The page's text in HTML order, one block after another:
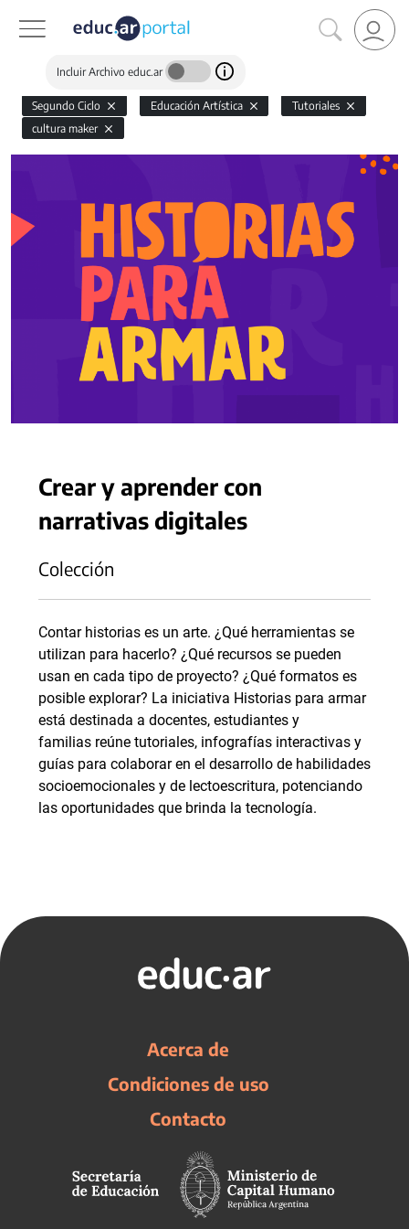
Incluir Archivo educ.ar
Segundo Ciclo Educación Artística
Tutoriales
cultura maker
Crear y aprender con
narrativas digitales
Colección
Contar historias es un arte. ¿Qué herramientas se
utilizan para hacerlo? ¿Qué recursos se pueden
usan en cada tipo de proyecto? ¿Qué formatos es
posible explorar? La iniciativa Historias para armar
está destinada a docentes, estudiantes y
familias reúne tutoriales, infografías interactivas y
guías para colaborar en el desarrollo de habilidades
socioemocionales y de lectoescritura, potenciando
las oportunidades que brinda la tecnología.
Acerca de
Condiciones de uso
Contacto